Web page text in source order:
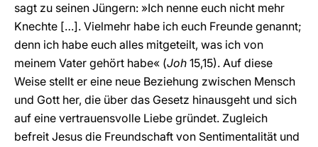
sagt zu seinen Jüngern: »Ich nenne euch nicht mehr
Knechte […]. Vielmehr habe ich euch Freunde genannt;
denn ich habe euch alles mitgeteilt, was ich von
meinem Vater gehört habe« (Joh 15,15). Auf diese
Weise stellt er eine neue Beziehung zwischen Mensch
und Gott her, die über das Gesetz hinausgeht und sich
auf eine vertrauensvolle Liebe gründet. Zugleich
befreit Jesus die Freundschaft von Sentimentalität und